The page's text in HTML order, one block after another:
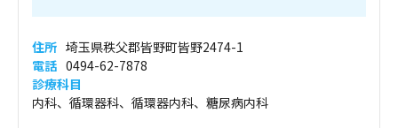
住所 埼玉県秩父郡皆野町皆野2474-1
電話 0494-62-7878
診療科目
内科、循環器科、循環器内科、糖尿病内科